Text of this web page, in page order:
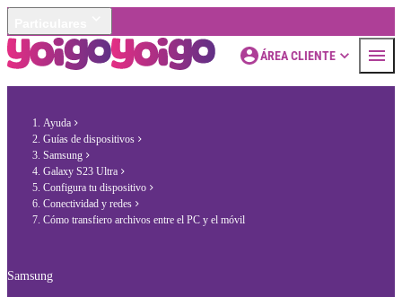
ÁREA CLIENTE
Ayuda
Guías de dispositivos
Samsung
Galaxy S23 Ultra
Configura tu dispositivo
Conectividad y redes
Cómo transfiero archivos entre el PC y el móvil
Samsung